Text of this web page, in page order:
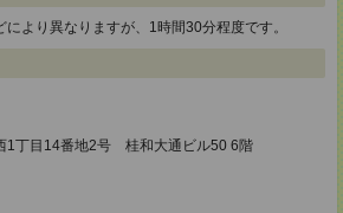
より異なりますが、1時間30分程度です。
1丁目14番地2号 桂和大通ビル50 6階